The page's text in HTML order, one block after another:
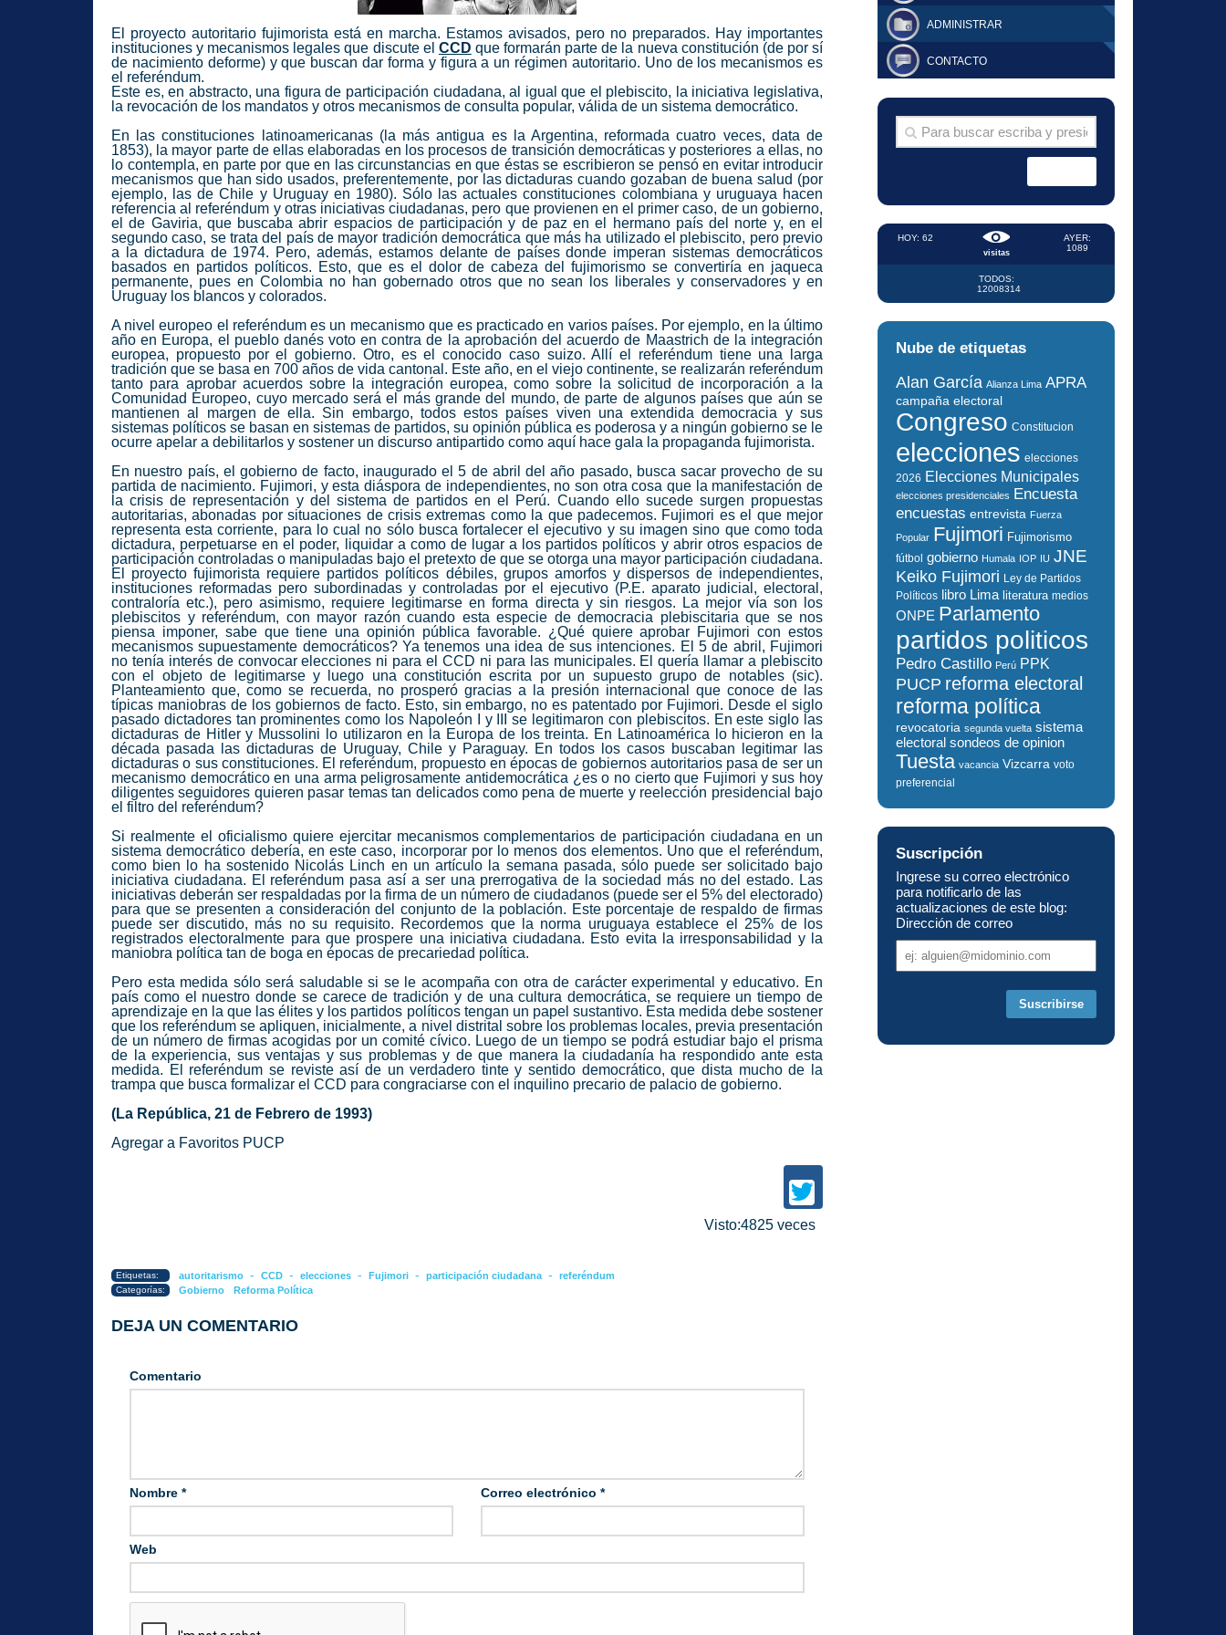
El proyecto autoritario fujimorista está en marcha. Estamos avisados, pero no preparados. Hay importantes
instituciones y mecanismos legales que discute el CCD que formarán parte de la nueva constitución (de por sí
de nacimiento deforme) y que buscan dar forma y figura a un régimen autoritario. Uno de los mecanismos es
el referéndum.
Este es, en abstracto, una figura de participación ciudadana, al igual que el plebiscito, la iniciativa legislativa,
la revocación de los mandatos y otros mecanismos de consulta popular, válida de un sistema democrático.
En las constituciones latinoamericanas (la más antigua es la Argentina, reformada cuatro veces, data de
1853), la mayor parte de ellas elaboradas en los procesos de transición democráticas y posteriores a ellas, no
lo contempla, en parte por que en las circunstancias en que éstas se escribieron se pensó en evitar introducir
mecanismos que han sido usados, preferentemente, por las dictaduras cuando gozaban de buena salud (por
ejemplo, las de Chile y Uruguay en 1980). Sólo las actuales constituciones colombiana y uruguaya hacen
referencia al referéndum y otras iniciativas ciudadanas, pero que provienen en el primer caso, de un gobierno,
el de Gaviria, que buscaba abrir espacios de participación y de paz en el hermano país del norte y, en el
segundo caso, se trata del país de mayor tradición democrática que más ha utilizado el plebiscito, pero previo
a la dictadura de 1974. Pero, además, estamos delante de países donde imperan sistemas democráticos
basados en partidos políticos. Esto, que es el dolor de cabeza del fujimorismo se convertiría en jaqueca
permanente, pues en Colombia no han gobernado otros que no sean los liberales y conservadores y en
Uruguay los blancos y colorados.
A nivel europeo el referéndum es un mecanismo que es practicado en varios países. Por ejemplo, en la último
año en Europa, el pueblo danés voto en contra de la aprobación del acuerdo de Maastrich de la integración
europea, propuesto por el gobierno. Otro, es el conocido caso suizo. Allí el referéndum tiene una larga
tradición que se basa en 700 años de vida cantonal. Este año, en el viejo continente, se realizarán referéndum
tanto para aprobar acuerdos sobre la integración europea, como sobre la solicitud de incorporación a la
Comunidad Europeo, cuyo mercado será el más grande del mundo, de parte de algunos países que aún se
mantienen al margen de ella. Sin embargo, todos estos países viven una extendida democracia y sus
sistemas políticos se basan en sistemas de partidos, su opinión pública es poderosa y a ningún gobierno se le
ocurre apelar a debilitarlos y sostener un discurso antipartido como aquí hace gala la propaganda fujimorista.
En nuestro país, el gobierno de facto, inaugurado el 5 de abril del año pasado, busca sacar provecho de su
partida de nacimiento. Fujimori, y esta diáspora de independientes, no son otra cosa que la manifestación de
la crisis de representación y del sistema de partidos en el Perú. Cuando ello sucede surgen propuestas
autoritarias, abonadas por situaciones de crisis extremas como la que padecemos. Fujimori es el que mejor
representa esta corriente, para lo cual no sólo busca fortalecer el ejecutivo y su imagen sino que como toda
dictadura, perpetuarse en el poder, liquidar a como de lugar a los partidos políticos y abrir otros espacios de
participación controladas o manipuladas bajo el pretexto de que se otorga una mayor participación ciudadana.
El proyecto fujimorista requiere partidos políticos débiles, grupos amorfos y dispersos de independientes,
instituciones reformadas pero subordinadas y controladas por el ejecutivo (P.E. aparato judicial, electoral,
contraloría etc.), pero asimismo, requiere legitimarse en forma directa y sin riesgos. La mejor vía son los
plebiscitos y referéndum, con mayor razón cuando esta especie de democracia plebiscitaria que se nos
piensa imponer, sabe que tiene una opinión pública favorable. ¿Qué quiere aprobar Fujimori con estos
mecanismos supuestamente democráticos? Ya tenemos una idea de sus intenciones. El 5 de abril, Fujimori
no tenía interés de convocar elecciones ni para el CCD ni para las municipales. El quería llamar a plebiscito
con el objeto de legitimarse y luego una constitución escrita por un supuesto grupo de notables (sic).
Planteamiento que, como se recuerda, no prosperó gracias a la presión internacional que conoce de las
típicas maniobras de los gobiernos de facto. Esto, sin embargo, no es patentado por Fujimori. Desde el siglo
pasado dictadores tan prominentes como los Napoleón I y III se legitimaron con plebiscitos. En este siglo las
dictaduras de Hitler y Mussolini lo utilizaron en la Europa de los treinta. En Latinoamérica lo hicieron en la
década pasada las dictaduras de Uruguay, Chile y Paraguay. En todos los casos buscaban legitimar las
dictaduras o sus constituciones. El referéndum, propuesto en épocas de gobiernos autoritarios pasa de ser un
mecanismo democrático en una arma peligrosamente antidemocrática ¿es o no cierto que Fujimori y sus hoy
diligentes seguidores quieren pasar temas tan delicados como pena de muerte y reelección presidencial bajo
el filtro del referéndum?
Si realmente el oficialismo quiere ejercitar mecanismos complementarios de participación ciudadana en un
sistema democrático debería, en este caso, incorporar por lo menos dos elementos. Uno que el referéndum,
como bien lo ha sostenido Nicolás Linch en un artículo la semana pasada, sólo puede ser solicitado bajo
iniciativa ciudadana. El referéndum pasa así a ser una prerrogativa de la sociedad más no del estado. Las
iniciativas deberán ser respaldadas por la firma de un número de ciudadanos (puede ser el 5% del electorado)
para que se presenten a consideración del conjunto de la población. Este porcentaje de respaldo de firmas
puede ser discutido, más no su requisito. Recordemos que la norma uruguaya establece el 25% de los
registrados electoralmente para que prospere una iniciativa ciudadana. Esto evita la irresponsabilidad y la
maniobra política tan de boga en épocas de precariedad política.
Pero esta medida sólo será saludable si se le acompaña con otra de carácter experimental y educativo. En
país como el nuestro donde se carece de tradición y de una cultura democrática, se requiere un tiempo de
aprendizaje en la que las élites y los partidos políticos tengan un papel sustantivo. Esta medida debe sostener
que los referéndum se apliquen, inicialmente, a nivel distrital sobre los problemas locales, previa presentación
de un número de firmas acogidas por un comité cívico. Luego de un tiempo se podrá estudiar bajo el prisma
de la experiencia, sus ventajas y sus problemas y de que manera la ciudadanía ha respondido ante esta
medida. El referéndum se reviste así de un verdadero tinte y sentido democrático, que dista mucho de la
trampa que busca formalizar el CCD para congraciarse con el inquilino precario de palacio de gobierno.
(La República, 21 de Febrero de 1993)
Agregar a Favoritos PUCP
Visto:4825 veces
Etiquetas: autoritarismo - CCD - elecciones - Fujimori - participación ciudadana - referéndum
Categorías: Gobierno Reforma Política
DEJA UN COMENTARIO
Comentario
Nombre * Correo electrónico *
Web
ADMINISTRAR
CONTACTO
visitas
HOY: 62
AYER:
1089
TODOS:
12008314
Nube de etiquetas
Alan García Alianza Lima APRA
campaña electoral
Congreso Constitucion
elecciones elecciones
2026 Elecciones Municipales
elecciones presidenciales Encuesta
encuestas entrevista Fuerza
Popular Fujimori Fujimorismo
fútbol gobierno Humala IOP IU JNE
Keiko Fujimori Ley de Partidos
Políticos libro Lima literatura medios
ONPE Parlamento
partidos politicos
Pedro Castillo Perú PPK
PUCP reforma electoral
reforma política
revocatoria segunda vuelta sistema
electoral sondeos de opinion
Tuesta vacancia Vizcarra voto
preferencial
Suscripción
Ingrese su correo electrónico
para notificarlo de las
actualizaciones de este blog:
Dirección de correo
de